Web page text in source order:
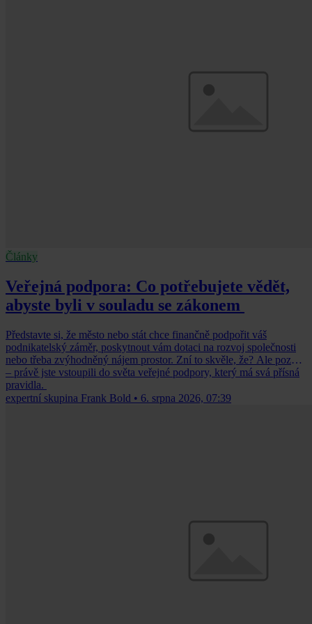
Články
Veřejná podpora: Co potřebujete vědět,
abyste byli v souladu se zákonem
Představte si, že město nebo stát chce finančně podpořit váš
podnikatelský záměr, poskytnout vám dotaci na rozvoj společnosti
nebo třeba zvýhodněný nájem prostor. Zní to skvěle, že? Ale pozor
– právě jste vstoupili do světa veřejné podpory, který má svá přísná
pravidla.
expertní skupina Frank Bold • 6. srpna 2026, 07:39